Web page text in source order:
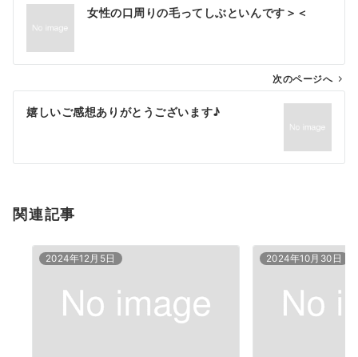
ビ
ン
女性の口周りの毛ってしぶといんです＞＜
次のページへ
嬉しいご感想ありがとうございます♪
関連記事
2024年12月5日 2024年10月30日